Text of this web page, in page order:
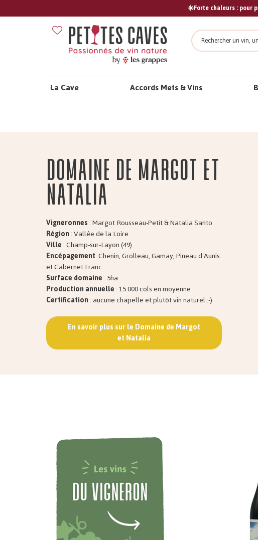
☀️Forte chaleurs : pour
Rechercher
La Cave Accords Mets & Vins
Domaine de Margot et
Natalia
Vigneronnes: Margot Rousseau-Petit & Natalia Santo
Région: Vallée de la Loire
Ville: Champ-sur-Layon (49)
Encépagement:Chenin, Grolleau, Gamay, Pineau d'Aunis
et Cabernet Franc
Surface domaine: 5ha
Production annuelle: 15 000 cols en moyenne
Certification: aucune chapelle et plutôt vin naturel :-)
En savoir plus sur le Domaine de Margot
et Natalia